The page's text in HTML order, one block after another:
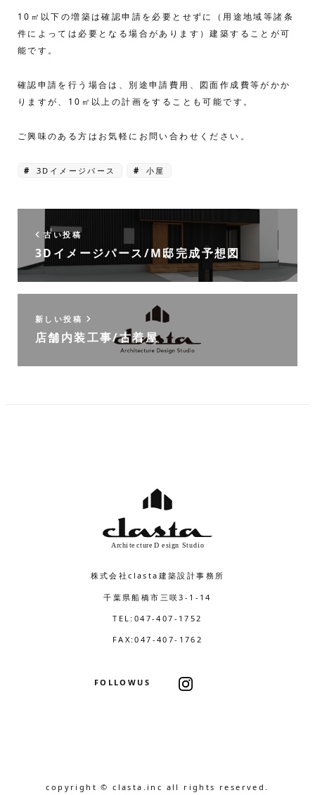
10㎡以下の増築は確認申請を必要とせずに（用途地域等諸条
件によっては必要となる場合があります）建築することが可
能です。
確認申請を行う場合は、別途申請費用、図面作成費等がかか
りますが、10㎡以上の計画をすることも可能です。
ご興味のある方はお気軽にお問い合わせください。
3Dイメージパース 小屋
古い投稿
3Dイメージパース/M邸完成予想図
新しい投稿
店舗内装工事/古着屋
株式会社clasta建築設計事務所
千葉県船橋市三咲3-1-14
TEL:047-407-1752
FAX:047-407-1762
FOLLOWUS
copyright © clasta.inc all rights reserved.